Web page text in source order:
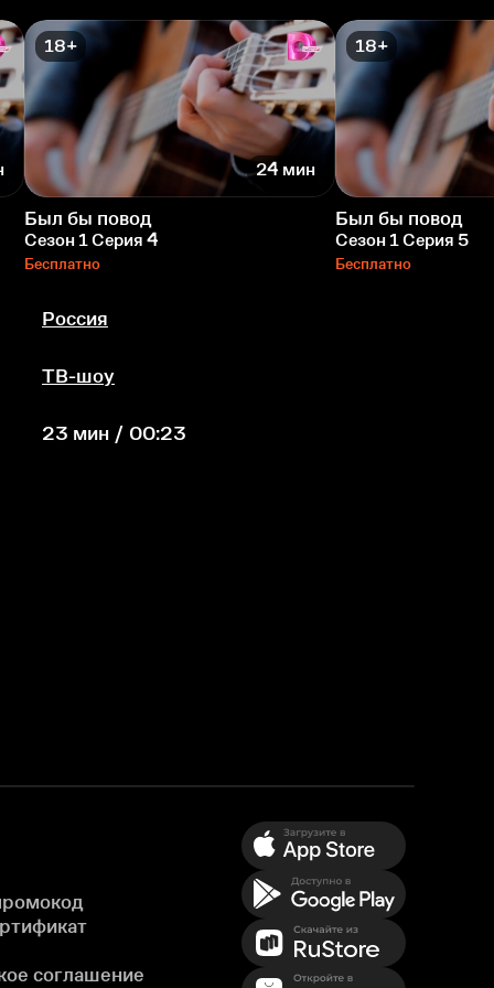
18+
24 мин
Был бы повод
Сезон 1 Серия 4
Бесплатно
18+
Был бы повод
Сезон 1 Серия 5
Бесплатно
Россия
ТВ-шоу
23 мин / 00:23
соглашение